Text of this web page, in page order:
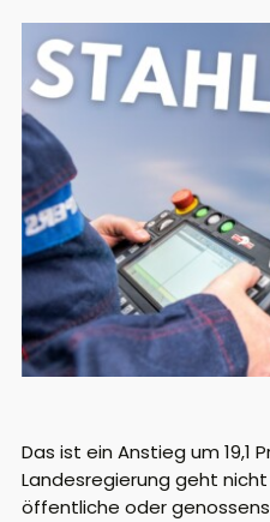
Das ist ein Anstieg um 19,1
Landesregierung geht
öffentliche oder